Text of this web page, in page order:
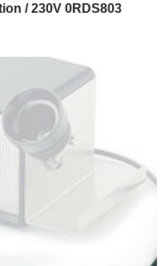
/ 230V 0RDS803